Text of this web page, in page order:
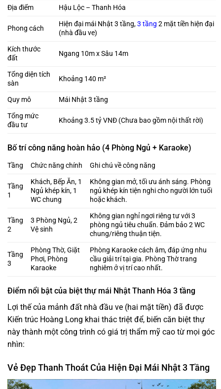
Địa điểm
Hậu Lộc – Thanh Hóa
Phong cách
Hiện đại mái Nhật 3 tầng,3 tầng 2 mặt tiền hiện đại
(nhà đầu ve)
Kích thước
đất
Ngang 10m x Sâu 14m
Tổng diện tích
sàn
Khoảng 140 m²
Quy mô
Mái Nhật 3 tầng
Tổng mức
đầu tư
Khoảng 3.5 tỷ VNĐ (Chưa bao gồm nội thất rời)
Bố trí công năng hoàn hảo (4 Phòng Ngủ + Karaoke)
Tầng Chức năng chính Ghi chú về công năng
Tầng
1
Khách, Bếp Ăn, 1
Ngủ khép kín, 1
WC chung
Không gian mở, tối ưu ánh sáng. Phòng
ngủ khép kín tiện nghi cho người lớn tuổi
hoặc khách.
Tầng
2
3 Phòng Ngủ, 2
Vệ sinh
Không gian nghỉ ngơi riêng tư với 3
phòng ngủ tiêu chuẩn. Đảm bảo 2 WC
chung/riêng thuận tiện.
Tầng
3
Phòng Thờ, Giặt
Phơi, Phòng
Karaoke
Phòng Karaoke cách âm, đáp ứng nhu
cầu giải trí tại gia. Phòng Thờ trang
nghiêm ở vị trí cao nhất.
Điểm nổi bật của biệt thự mái Nhật Thanh Hóa 3 tầng
Lợi thế của mảnh đất nhà đầu ve (hai mặt tiền) đã được
Kiến trúc Hoàng Long khai thác triệt để, biến căn biệt thự
này thành một công trình có giá trị thẩm mỹ cao từ mọi góc
nhìn:
Vẻ Đẹp Thanh Thoát Của Hiện Đại Mái Nhật 3 Tầng